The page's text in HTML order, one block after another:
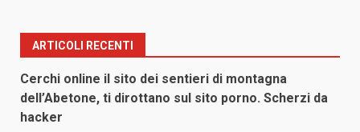
ARTICOLI RECENTI
Cerchi online il sito dei sentieri di montagna
dell’Abetone, ti dirottano sul sito porno. Scherzi da
hacker